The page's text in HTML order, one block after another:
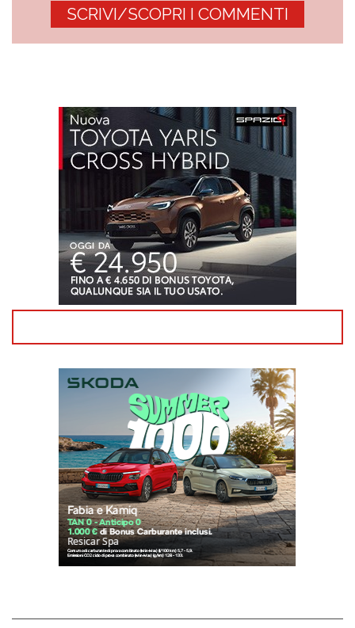
SCRIVI/SCOPRI I COMMENTI